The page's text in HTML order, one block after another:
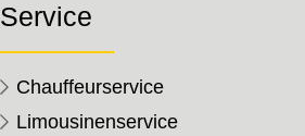
Service
Chauffeurservice
Limousinenservice